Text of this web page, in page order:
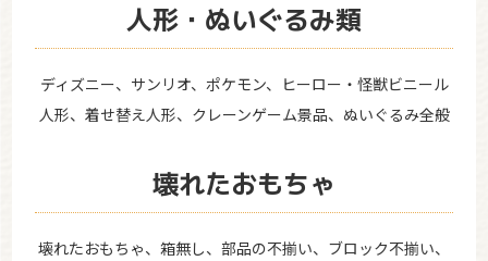
人形・ぬいぐるみ類
ディズニー、サンリオ、ポケモン、ヒーロー・怪獣ビニール
人形、着せ替え人形、クレーンゲーム景品、ぬいぐるみ全般
壊れたおもちゃ
壊れたおもちゃ、箱無し、部品の不揃い、ブロック不揃い、